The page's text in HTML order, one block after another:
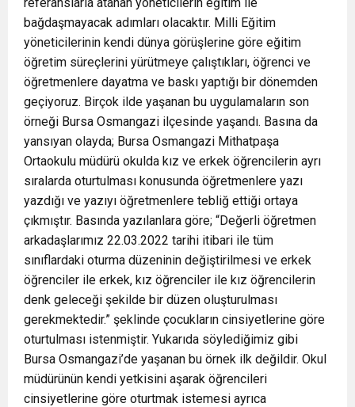
bağdaşmayacak adımları olacaktır. Milli Eğitim
yöneticilerinin kendi dünya görüşlerine göre eğitim
öğretim süreçlerini yürütmeye çalıştıkları, öğrenci ve
öğretmenlere dayatma ve baskı yaptığı bir dönemden
geçiyoruz. Birçok ilde yaşanan bu uygulamaların son
örneği Bursa Osmangazi ilçesinde yaşandı. Basına da
yansıyan olayda; Bursa Osmangazi Mithatpaşa
Ortaokulu müdürü okulda kız ve erkek öğrencilerin ayrı
sıralarda oturtulması konusunda öğretmenlere yazı
yazdığı ve yazıyı öğretmenlere tebliğ ettiği ortaya
çıkmıştır. Basında yazılanlara göre; “Değerli öğretmen
arkadaşlarımız 22.03.2022 tarihi itibari ile tüm
sınıflardaki oturma düzeninin değiştirilmesi ve erkek
öğrenciler ile erkek, kız öğrenciler ile kız öğrencilerin
denk geleceği şekilde bir düzen oluşturulması
gerekmektedir.” şeklinde çocukların cinsiyetlerine göre
oturtulması istenmiştir. Yukarıda söylediğimiz gibi
Bursa Osmangazi’de yaşanan bu örnek ilk değildir. Okul
müdürünün kendi yetkisini aşarak öğrencileri
cinsiyetlerine göre oturtmak istemesi ayrıca